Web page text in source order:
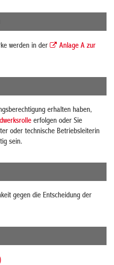
werden in der
Anlage A zur
erhalten haben,
erfolgen oder Sie
oder technische Betriebsleiterin
sein.
gegen die Entscheidung der